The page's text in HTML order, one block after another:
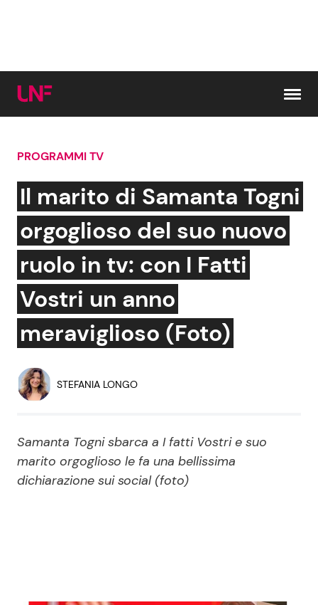
Cerca:
News e Cronaca
Attualità Italiana
Dal Mondo
Economia
Persone Scomparse
Gossip e TV
Bellezze VIP
Fiction e Serie TV
Soap Opera
PROGRAMMI TV
Il marito di Samanta Togni
orgoglioso del suo nuovo
ruolo in tv: con I Fatti
Vostri un anno
meraviglioso (Foto)
STEFANIA LONGO
Samanta Togni sbarca a I fatti Vostri e suo
marito orgoglioso le fa una bellissima
dichiarazione sui social (foto)